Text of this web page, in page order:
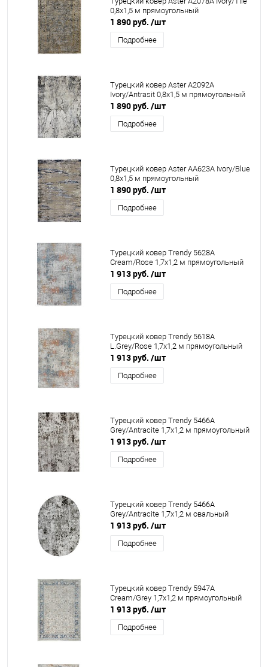
0,8x1,5 м прямоугольный
1 890 руб. /шт
Подробнее
Турецкий ковер Aster A2092A
Ivory/Antrasit 0,8x1,5 м прямоугольный
1 890 руб. /шт
Подробнее
Турецкий ковер Aster AA623A Ivory/Blue
0,8x1,5 м прямоугольный
1 890 руб. /шт
Подробнее
Турецкий ковер Trendy 5628A
Cream/Rose 1,7x1,2 м прямоугольный
1 913 руб. /шт
Подробнее
Турецкий ковер Trendy 5618A
L.Grey/Rose 1,7x1,2 м прямоугольный
1 913 руб. /шт
Подробнее
Турецкий ковер Trendy 5466A
Grey/Antracite 1,7x1,2 м прямоугольный
1 913 руб. /шт
Подробнее
Турецкий ковер Trendy 5466A
Grey/Antracite 1,7x1,2 м овальный
1 913 руб. /шт
Подробнее
Турецкий ковер Trendy 5947A
Cream/Grey 1,7x1,2 м прямоугольный
1 913 руб. /шт
Подробнее